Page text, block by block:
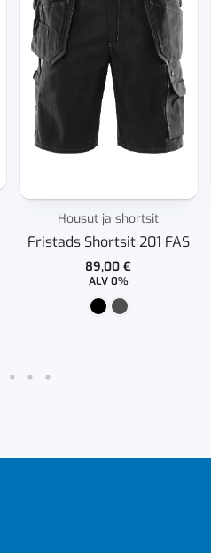
Housut ja shortsit
Fristads Shortsit 201 FAS
89,00€
ALV 0%